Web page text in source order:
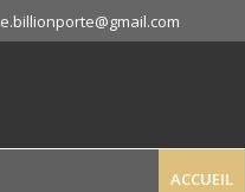
e.billionporte@gmail.com
ACCUEIL